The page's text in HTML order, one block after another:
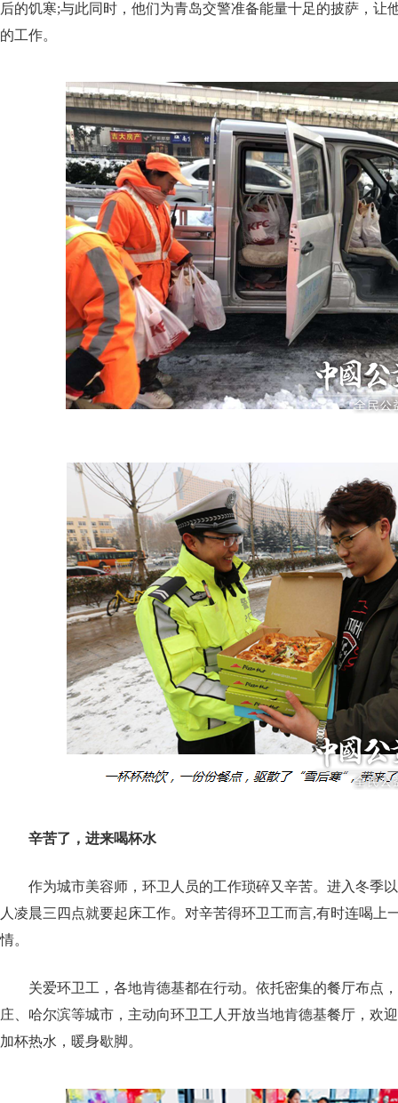
后的饥寒;与此同时，他们为青岛交警准备能量十足的披萨，让
的工作。
辛苦了，进来喝杯水
作为城市美容师，环卫人员的工作琐碎又辛苦。进入冬季
人凌晨三四点就要起床工作。对辛苦得环卫工而言,有时连喝上
情。
关爱环卫工，各地肯德基都在行动。依托密集的餐厅布点
庄、哈尔滨等城市，主动向环卫工人开放当地肯德基餐厅，欢
加杯热水，暖身歇脚。